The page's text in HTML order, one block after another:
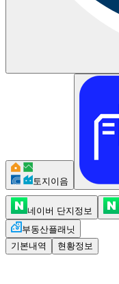
토지이음
네이버 단지정보
부동산플래닛
기본내역
현황정보